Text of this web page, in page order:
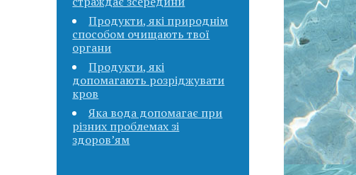
Продукти, які природнім
способом очищають твої
органи
Продукти, які
допомагають розріджувати
кров
Яка вода допомагає при
різних проблемах зі
здоров’ям